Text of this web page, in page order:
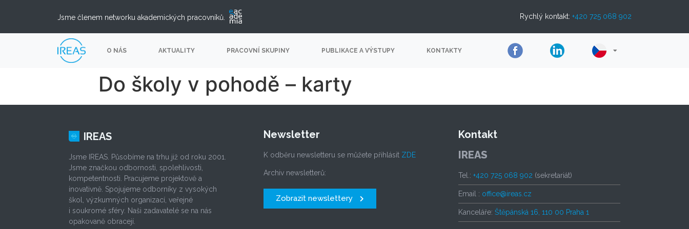
Jsme členem networku akademických pracovníků. Rychlý kontakt: +420 725 068 902
O NÁS AKTUALITY PRACOVNÍ SKUPINY PUBLIKACE A VÝSTUPY KONTAKTY
Do školy v pohodě – karty
IREAS
Jsme IREAS. Působíme na trhu již od roku 2001.
Jsme značkou odbornosti, spolehlivosti,
kompetentnosti. Pracujeme projektově a
inovativně. Spojujeme odborníky z vysokých
škol, výzkumných organizací, veřejné
i soukromé sféry. Naši zadavatelé se na nás
opakovaně obracejí.
Newsletter
K odběru newsletteru se můžete přihlásit ZDE
Archiv newsletterů:
Zobrazit newslettery
Kontakt
IREAS
Tel.: +420 725 068 902 (sekretariát)
Email : office@ireas.cz
Kanceláře: Štěpánská 16, 110 00 Praha 1